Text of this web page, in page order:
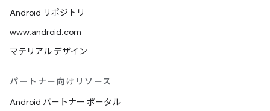
Android リポジトリ
www.android.com
マテリアル デザイン
パートナー向けリソース
Android パートナー ポータル